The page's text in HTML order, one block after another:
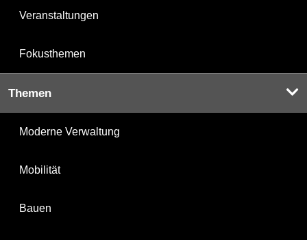
Veranstaltungen
Fokusthemen
Themen
Moderne Verwaltung
Mobilität
Bauen